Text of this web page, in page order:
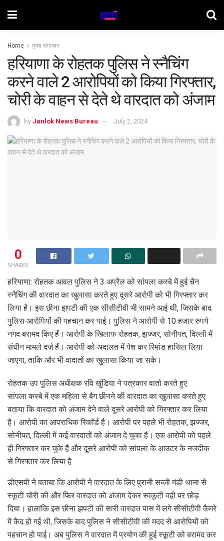
Home मुख्य समाचार
हरियाणा के रोहतक पुलिस ने स्नैचिंग
करने वाले 2 आरोपियों को किया गिरफ्तार,
चोरी के वाहन से देते थे वारदात को अंजाम
by Janlok News Bureau July 2, 2024
0
SHARES
हरियाणा: रोहतक आवल पुलिस ने 3 अप्रैल को सांपला कस्बे में हुई चैन
स्नैचिंग की वारदात का खुलासा करते हुए दूसरे आरोपी को भी गिरफ्तार कर
लिया है। इस छीना झपटी की एक सीसीटीवी भी सामने आई थी, जिसके बाद
पुलिस आरोपियों की पहचान कर पाई। पुलिस ने आरोपी से 10 हजार रुपये
नगद बरामद किए हैं। आरोपी के खिलाफ रोहतक, झज्जर, सोनीपत, दिल्ली में
संघीन मामले दर्ज हैं। आरोपी को अदालत में पेश कर रिमांड हासिल लिया
जाएगा, ताकि और भी वादातों का खुलासा किया जा सके।
रोहतक उप पुलिस अधीक्षक रवि खुंडिया ने पत्रकार वार्ता करते हुए
सांपला कस्बे में एक महिला से बैग छीनने की वारदात का खुलासा करते हुए
बताया कि वारदात को अंजाम देने वाले दूसरे आरोपी को गिरफ्तार कर लिया
है। आरोपी का आपराधिक रिकॉर्ड है। आरोपी पर पहले भी रोहतक, झज्जर,
सोनीपत, दिल्ली में कई वारदातों को अंजाम दे चुका है। एक आरोपी को पहले
ही गिरफ्तार कर चुके हैं और दूसरे आरोपी को सांपला के आउटर के नजदीक
से गिरफ्तार कर लिया है
डीएसपी ने बताया कि आरोपी ने वारदात के लिए पुरानी सब्जी मंडी थाना से
स्कूटी चोरी की और फिर वारदात को अंजाम देकर स्वकूटी वही पर छोड़
दिया। हालांकि इस छीना झपटी की सारी वारदात पास में लगे सीसीटीवी कैमरे
में कैद हो गई थी, जिसके बाद पुलिस ने सीसीटीवी की मदद से आरोपियों को
पहचान हो पाई। अब पुलिस ने वारदात में प्रयोग की हुई स्कूटी को बरामद कर